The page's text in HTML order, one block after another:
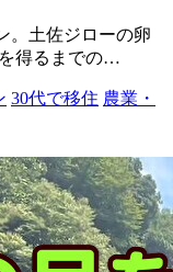
。土佐ジローの卵
得るまでの…
30代で移住 農業・